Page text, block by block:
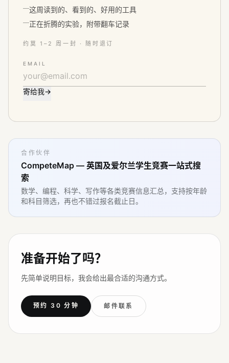
这周读到的、看到的、好用的工具
正在折腾的实验，附带翻车记录
约莫 1–2 周一封 · 随时退订
EMAIL
寄给我→
合作伙伴
CompeteMap — 英国及爱尔兰学生竞赛一站式搜
索
数学、编程、科学、写作等各类竞赛信息汇总，支持按年龄
和科目筛选，再也不错过报名截止日。
准备开始了吗？
先简单说明目标，我会给出最合适的沟通方式。
预约 30 分钟 邮件联系